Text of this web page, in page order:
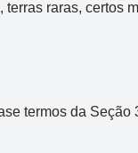
raras, certos
termos da Seção